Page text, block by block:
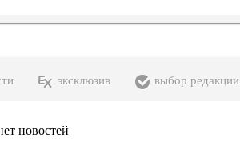
эксклюзив выбор редакции
новостей